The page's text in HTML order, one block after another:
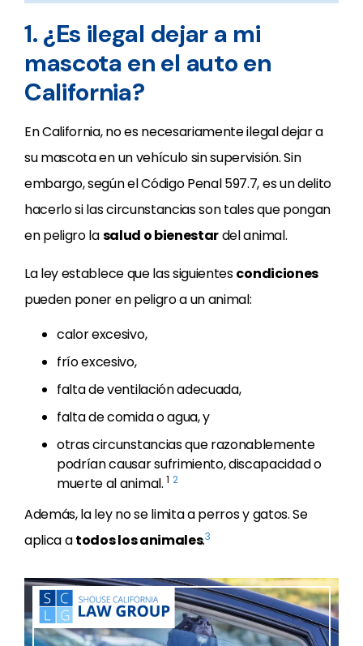
1. ¿Es ilegal dejar a mi
mascota en el auto en
California?
En California, no es necesariamente ilegal dejar a
su mascota en un vehículo sin supervisión. Sin
embargo, según el Código Penal 597.7, es un delito
hacerlo si las circunstancias son tales que pongan
en peligro lasalud o bienestardel animal.
La ley establece que las siguientescondiciones
pueden poner en peligro a un animal:
calor excesivo,
frío excesivo,
falta de ventilación adecuada,
falta de comida o agua, y
otras circunstancias que razonablemente
podrían causar sufrimiento, discapacidad o
muerte al animal. 1 2
Además, la ley no se limita a perros y gatos. Se
aplica atodos los animales.3